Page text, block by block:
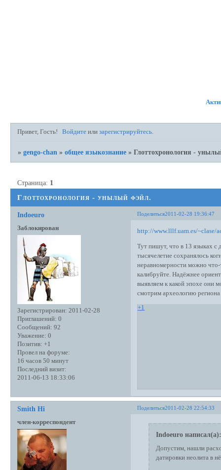
Привет, Гость! Войдите илизарегистрируйтесь.
»gengo-chan »общее языкознание »Глоттохронология -
Глоттохронология - унылый фэйл.
Страница: 1
Поделиться2011-02-28 19:36:47
Indoeuro
Заблокирован
Зарегистрирован: 2011-02-28
Приглашений: 0
Сообщений: 92
Уважение: 0
Позитив: +1
Провел на форуме:
16 часов 50 минут
Последний визит:
2011-06-13 18:33:06
http://www.lllf.uam.es/~clase/
Тут пишут, что в 13 языках с
тысячелетие сохранялось
неравномерности можно что-
калибруйте. Надёжнее
выявляем к какой эпохе они
смотрим археологию
+1
Поделиться2011-02-28 22:54:33
Smith Hi
член-корреспондент
Indoeuro написал(а):
Допустим, нашли
датировки неолита в